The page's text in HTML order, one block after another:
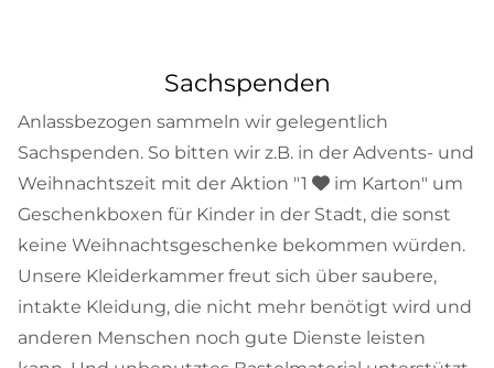
Sachspenden
Anlassbezogen sammeln wir gelegentlich
Sachspenden. So bitten wir z.B. in der Advents- und
Weihnachtszeit mit der Aktion "1  im Karton" um
Geschenkboxen für Kinder in der Stadt, die sonst
keine Weihnachtsgeschenke bekommen würden.
Unsere Kleiderkammer freut sich über saubere,
intakte Kleidung, die nicht mehr benötigt wird und
anderen Menschen noch gute Dienste leisten